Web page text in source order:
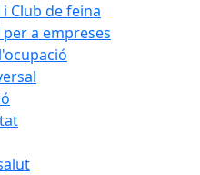
Club de feina
a empreses